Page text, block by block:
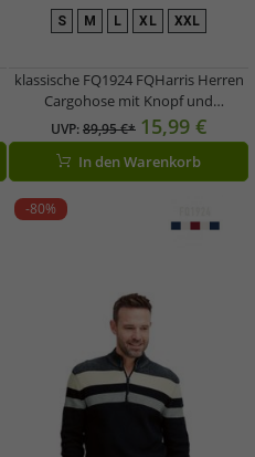
S M L XL XXL
klassische FQ1924 FQHarris Herren
Cargohose mit Knopf und
Reißverschluss Freizeithose
21900476-ME in Braun, Grün oder
Schwarz
UVP:89,95 €* 15,99 €
In den Warenkorb
-80%